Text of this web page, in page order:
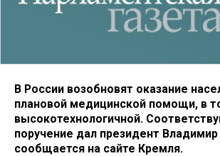
В России возобновят оказание
плановой медицинской помощи, в
высокотехнологичной.
поручение дал президент Владимир
сообщается на сайте Кремля.